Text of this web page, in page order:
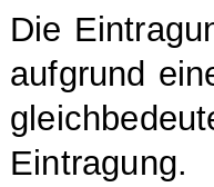
Die
aufgrund
Eintragung.